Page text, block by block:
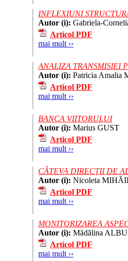
INFLEXIUNI
Autor (i): Gabriela-
Articol PDF
mai mult ››
ANALIZA TRANSMISIEI
Autor (i): Patricia Amalia
Articol PDF
mai mult ››
BANCA VIITORULUI
Autor (i): Marius GUST
Articol PDF
mai mult ››
CÂTEVA DIRECȚII DE
Autor (i): Nicoleta
Articol PDF
mai mult ››
MONITORIZAREA
Autor (i): Mădălina ALBU
Articol PDF
mai mult ››